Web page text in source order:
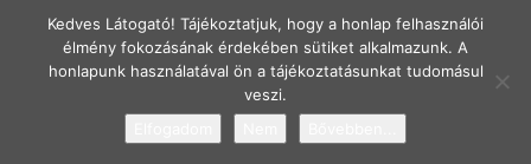
© Copyright - 2022 Minden jog fenntartva.
Kedves Látogató! Tájékoztatjuk, hogy a honlap felhasználói
élmény fokozásának érdekében sütiket alkalmazunk. A
honlapunk használatával ön a tájékoztatásunkat tudomásul
veszi.